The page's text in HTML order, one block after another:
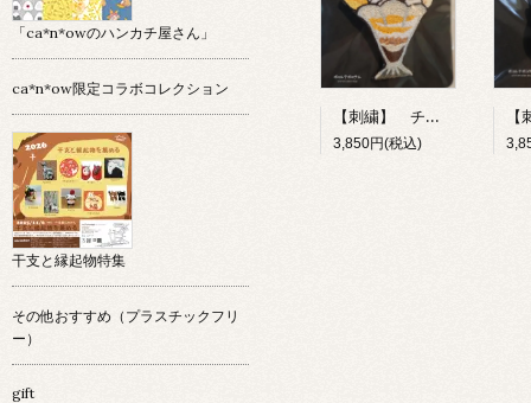
【刺繍】 チョコレートパフェ 【ポコルテポコチル】
3,850円(税込)
「ca*n*owのハンカチ屋さん」
ca*n*ow限定コラボコレクション
干支と縁起物特集
その他おすすめ（プラスチックフリ
ー）
gift